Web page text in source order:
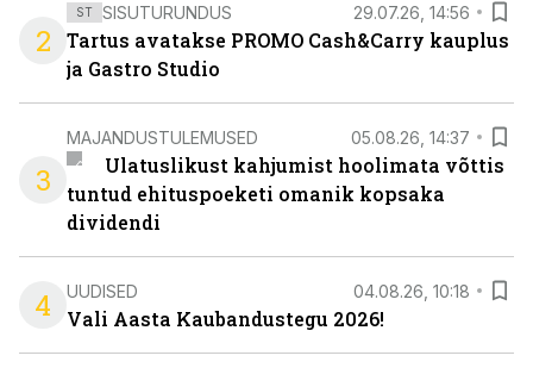
2
ST SISUTURUNDUS 29.07.26, 14:56
Tartus avatakse PROMO Cash&Carry kauplus
ja Gastro Studio
3
MAJANDUSTULEMUSED 05.08.26, 14:37
Ulatuslikust kahjumist hoolimata võttis
tuntud ehituspoeketi omanik kopsaka
dividendi
4 UUDISED 04.08.26, 10:18
Vali Aasta Kaubandustegu 2026!